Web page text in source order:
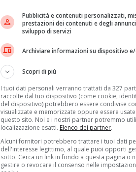
Pubblicità e contenuti personalizzati,
prestazioni dei contenuti e degli
sviluppo di servizi
Archiviare informazioni su dispositivo
Scopri di più
I tuoi dati personali verranno trattati da 327
raccolte dal tuo dispositivo (come cookie,
del dispositivo) potrebbero essere condivise
visualizzate e memorizzate oppure essere
questo sito. Noi e i nostri partner potremmo
localizzazione esatti. Elenco dei partner.
Alcuni fornitori potrebbero trattare i tuoi dati
dell'interesse legittimo, al quale puoi opporti
sotto. Cerca un link in fondo a questa pagina o
gestire o revocare il consenso nelle